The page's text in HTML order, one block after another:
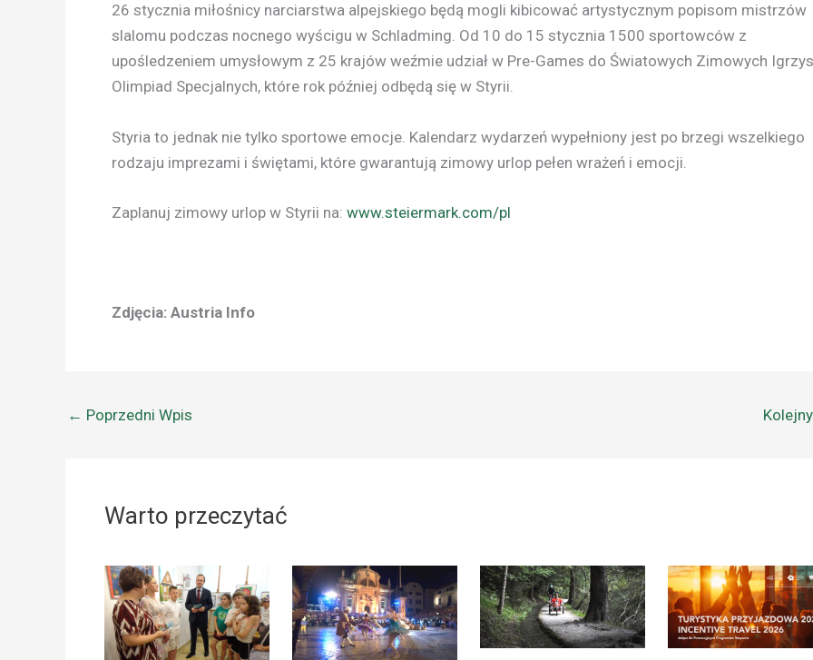
26 stycznia miłośnicy narciarstwa alpejskiego będą mogli kibicować artystycznym popisom mistrzów
slalomu podczas nocnego wyścigu w Schladming. Od 10 do 15 stycznia 1500 sportowców z
upośledzeniem umysłowym z 25 krajów weźmie udział w Pre-Games do Światowych Zimowych
Olimpiad Specjalnych, które rok później odbędą się w Styrii.
Styria to jednak nie tylko sportowe emocje. Kalendarz wydarzeń wypełniony jest po brzegi wszelkiego
rodzaju imprezami i świętami, które gwarantują zimowy urlop pełen wrażeń i emocji.
Zaplanuj zimowy urlop w Styrii na: www.steiermark.com/pl
Zdjęcia: Austria Info
← Poprzedni Wpis
Warto przeczytać